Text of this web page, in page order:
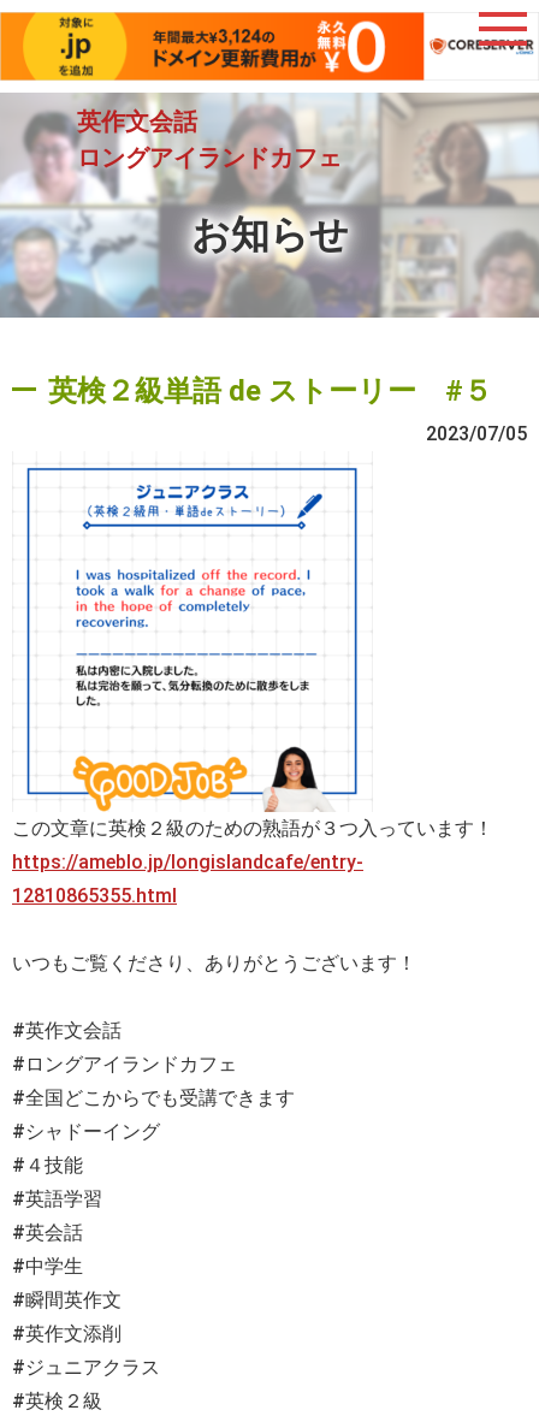
英作文会話
ロングアイランドカフェ
お知らせ
英検２級単語 de ストーリー #５
2023/07/05
この文章に英検２級のための熟語が３つ入っています！
https://ameblo.jp/longislandcafe/entry-
12810865355.html
いつもご覧くださり、ありがとうございます！
#英作文会話
#ロングアイランドカフェ
#全国どこからでも受講できます
#シャドーイング
#４技能
#英語学習
#英会話
#中学生
#瞬間英作文
#英作文添削
#ジュニアクラス
#英検２級